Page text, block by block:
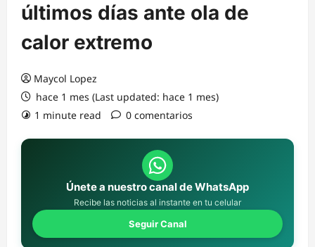
últimos días ante ola de
calor extremo
Maycol Lopez
hace 1 mes (Last updated: hace 1 mes)
1 minute read
0 comentarios
Únete a nuestro canal de WhatsApp
Recibe las noticias al instante en tu celular
Seguir Canal